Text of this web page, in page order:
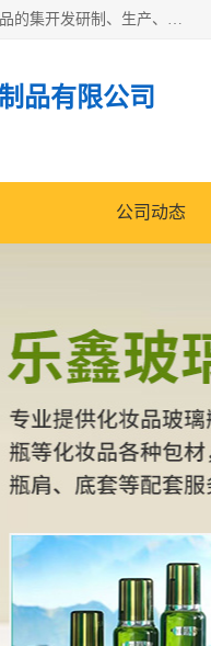
广州乐鑫玻璃制品有限公司是一家专业从事化妆品瓶子、化妆品玻璃瓶子、膏霜瓶、化妆品玻璃瓶等产品的集开发研制、生产、销售于一体的实业型玻璃制品生产企业。产品从设计、开模、试样、生产、蒙砂、抛光、喷涂、高低温单色及多色印刷，烫金（银）到交货实现一条龙服务。
品有限公司
公司动态